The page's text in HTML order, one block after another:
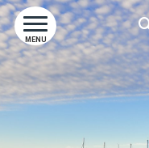
MENU